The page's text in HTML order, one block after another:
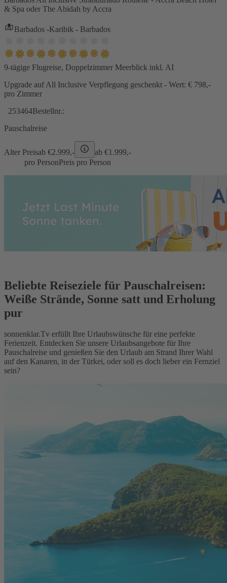
& Spa oder The Abidah by Accra
Barbados -Karibik - Barbados
9-tägige Flugreise, Doppelzimmer Meerblick inkl. AI
Upgrade auf All Inclusive Verpflegung geschenkt - Wert: € 798,-
pro Zimmer
253464Bestellnr.:
Pauschalreise
Alter Preisab €2.999,- ab €1.999,-
pro PersonPreis pro Person
Beliebte Reiseziele für Pauschalreisen:
Weiße Strände, Sonne satt und Erholung
pur
sonnenklar.Tv erfüllt Ihre Urlaubswünsche für eine perfekte
Ferienzeit. Entdecken Sie unsere Urlaubsangebote für Ihre
Pauschalreise und genießen Sie den Urlaub am Strand Ihrer Wahl
auf den Kanaren, in der Türkei, oder soll es doch lieber ein Fernziel
sein?